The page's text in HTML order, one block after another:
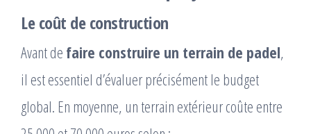
Le coût de construction
Avant de faire construire un terrain de padel,
il est essentiel d’évaluer précisément le budget
global. En moyenne, un terrain extérieur coûte entre